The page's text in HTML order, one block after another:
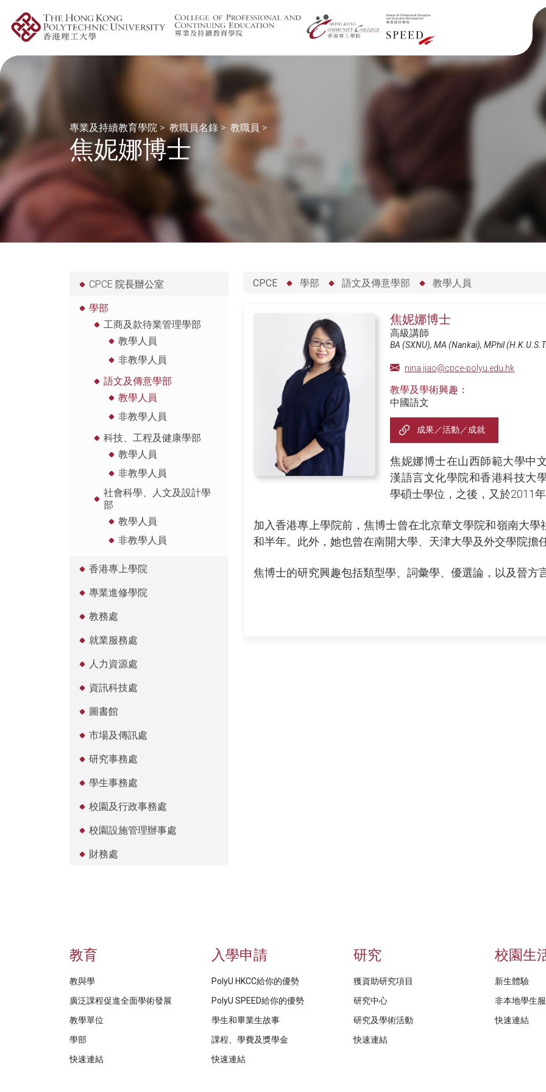
專業及持續教育學院 > 教職員名錄 > 教職員 >
焦妮娜博士
CPCE 院長辦公室
學部
工商及款待業管理學部
教學人員
非教學人員
語文及傳意學部
教學人員
非教學人員
科技、工程及健康學部
教學人員
非教學人員
社會科學、人文及設計學
部
教學人員
非教學人員
香港專上學院
專業進修學院
教務處
就業服務處
人力資源處
資訊科技處
圖書館
市場及傳訊處
研究事務處
學生事務處
校園及行政事務處
校園設施管理辦事處
財務處
CPCE 學部 語文及傳意學部 教學人員
焦妮娜博士
高級講師
BA (SXNU), MA (Nankai), MPhil
nina.jiao@cpce-polyu.edu.hk
教學及學術興趣：
中國語文
成果／活動／成就
焦妮娜博士在山西師範大學中
漢語言文化學院和香港科技大
學碩士學位，之後，又於2011
加入香港專上學院前，焦博士曾在北京華文學院和嶺南大
和半年。此外，她也曾在南開大學、天津大學及外交學院擔
焦博士的研究興趣包括類型學、詞彙學、優選論，以及晉方
教育
教與學
廣泛課程促進全面學術發展
教學單位
學部
快速連結
入學申請
PolyU HKCC給你的優勢
PolyU SPEED給你的優勢
學生和畢業生故事
課程、學費及獎學金
快速連結
研究
獲資助研究項目
研究中心
研究及學術活動
快速連結
校園生
新生體驗
非本地學生
快速連結